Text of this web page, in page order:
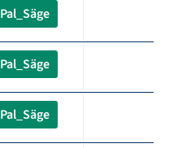
Pal_Säge
Pal_Säge
Pal_Säge